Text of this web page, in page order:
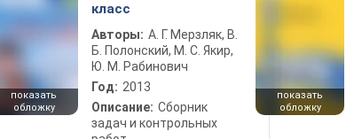
показать
обложку
класс
Авторы: А. Г. Мерзляк, В.
Б. Полонский, М. С. Якир,
Ю. М. Рабинович
Год: 2013
Описание: Сборник
задач и контрольных
показать
обложку